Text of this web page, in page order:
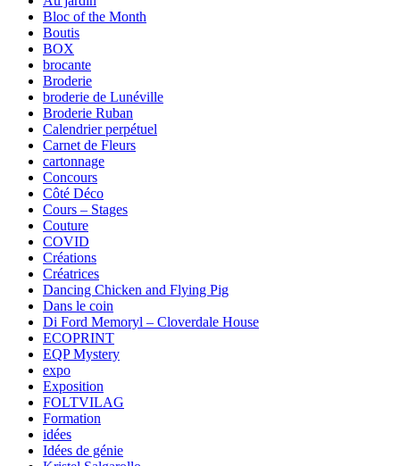
Bloc of the Month
Boutis
BOX
brocante
Broderie
broderie de Lunéville
Broderie Ruban
Calendrier perpétuel
Carnet de Fleurs
cartonnage
Concours
Côté Déco
Cours – Stages
Couture
COVID
Créations
Créatrices
Dancing Chicken and Flying Pig
Dans le coin
Di Ford Memoryl – Cloverdale House
ECOPRINT
EQP Mystery
expo
Exposition
FOLTVILAG
Formation
idées
Idées de génie